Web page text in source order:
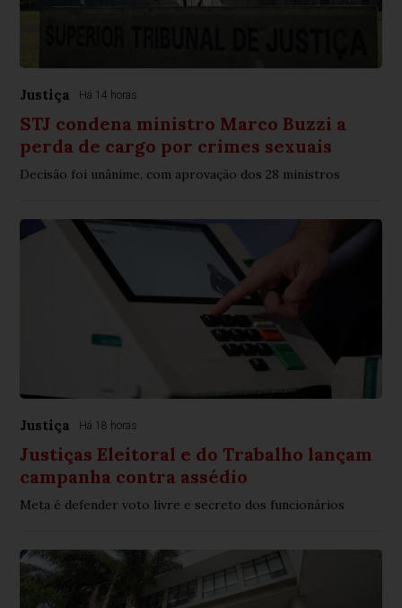
Justiça Há 14 horas
STJ condena ministro Marco Buzzi a
perda de cargo por crimes sexuais
Decisão foi unânime, com aprovação dos 28 ministros
Justiça Há 18 horas
Justiças Eleitoral e do Trabalho lançam
campanha contra assédio
Meta é defender voto livre e secreto dos funcionários